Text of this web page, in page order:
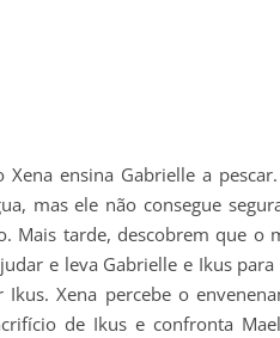
ensina Gabrielle a
mas ele não consegue
Mais tarde, descobrem que o
e leva Gabrielle e Ikus
Xena percebe o
de Ikus e confronta